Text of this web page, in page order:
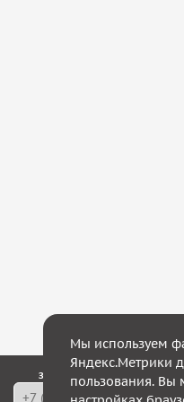
Закажите обратный звонок —
Мы используем
Яндекс.Метрики
пользования. Вы